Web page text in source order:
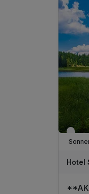
1 x
inkl.
inkl.
inkl.
inkl.
1 x
inkl.
*